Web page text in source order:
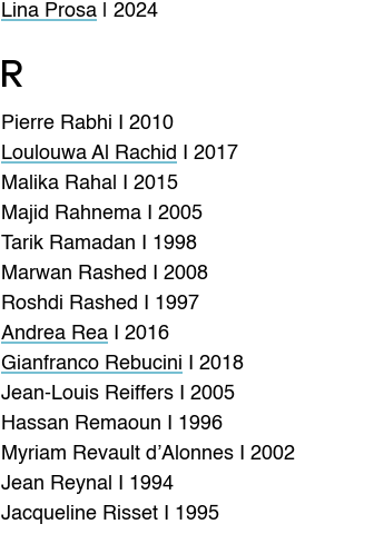
Lina Prosa| 2024
R
Pierre Rabhi I 2010
Loulouwa Al Rachid I 2017
Malika Rahal I 2015
Majid Rahnema I 2005
Tarik Ramadan I 1998
Marwan Rashed I 2008
Roshdi Rashed I 1997
Andrea ReaI 2016
Gianfranco Rebucini I 2018
Jean-Louis Reiffers I 2005
Hassan Remaoun I 1996
Myriam Revault d’Alonnes I 2002
Jean Reynal I 1994
Jacqueline Risset I 1995